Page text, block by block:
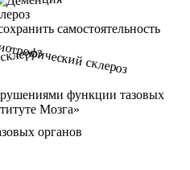
самостоятельность
функции тазовых
Мозга»